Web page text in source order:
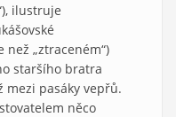
ilustruje
„ztraceném“)
staršího bratra
mezi pasáky vepřů.
něco